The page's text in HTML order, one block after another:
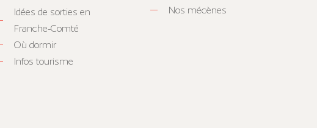
Idées de sorties en
Franche-Comté
Où dormir
Infos tourisme
Nos mécènes